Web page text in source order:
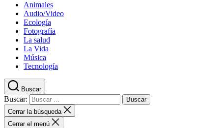
Animales
Audio/Video
Ecología
Fotografía
La salud
La Vida
Música
Tecnología
Buscar
Buscar:
Cerrar la búsqueda
Cerrar el menú